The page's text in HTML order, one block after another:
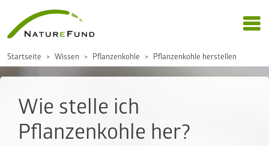
Startseite Wissen Pflanzenkohle Pflanzenkohle herstellen
Wie stelle ich
Pflanzenkohle her?